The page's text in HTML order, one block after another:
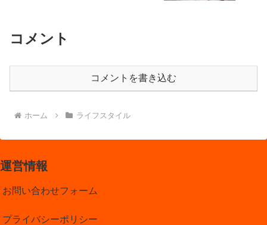
コメント
コメントを書き込む
ホーム ライフスタイル
運営情報
お問い合わせフォーム
プライバシーポリシー